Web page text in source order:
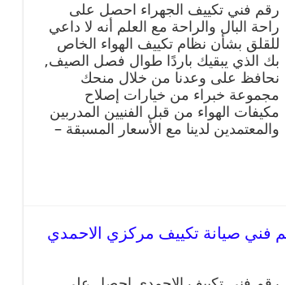
رقم فني تكييف الجهراء احصل على
راحة البال والراحة مع العلم أنه لا داعي
للقلق بشأن نظام تكييف الهواء الخاص
بك الذي يبقيك باردًا طوال فصل الصيف,
نحافظ على وعدنا من خلال منحك
مجموعة خبراء من خيارات إصلاح
مكيفات الهواء من قبل الفنيين المدربين
والمعتمدين لدينا مع الأسعار المسبقة –